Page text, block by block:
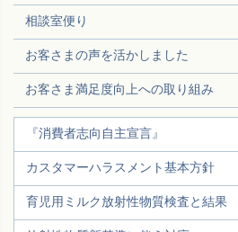
相談室便り
お客さまの声を活かしました
お客さま満足度向上への取り組み
『消費者志向自主宣言』
カスタマーハラスメント基本方針
育児用ミルク放射性物質検査と結果